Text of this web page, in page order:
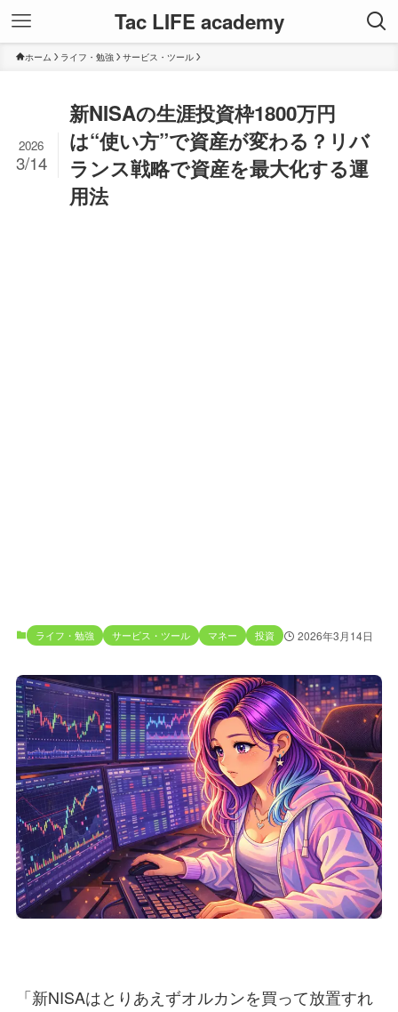
Tac LIFE academy
ホーム ライフ・勉強 サービス・ツール
新NISAの生涯投資枠1800万円
は“使い方”で資産が変わる？リバ
ランス戦略で資産を最大化する運
用法
2026
3/14
ライフ・勉強 サービス・ツール マネー 投資 2026年3月14日
「新NISAはとりあえずオルカンを買って放置すれ